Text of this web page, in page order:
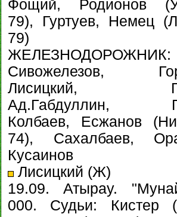
Фощий, Родионов
79), Гуртуев, Немец
79)
ЖЕЛЕЗНОДОРОЖНИК:
Сивожелезов,
Лисицкий,
Ад.Габдуллин,
Колбаев, Есжанов
74), Сахалбаев,
Кусаинов
Лисицкий (Ж)
19.09. Атырау.
000. Судьи: Кистер